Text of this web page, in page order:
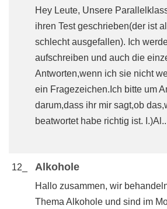
Hey Leute, Unsere
ihren Test geschrieben(der ist
schlecht ausgefallen). Ich
aufschreiben und auch die
Antworten,wenn ich sie nicht
ein Fragezeichen.Ich bitte um
darum,dass ihr mir sagt,ob
beatwortet habe richtig ist. I.)Al..
12_ Alkohole
Hallo zusammen, wir
Thema Alkohole und sind im